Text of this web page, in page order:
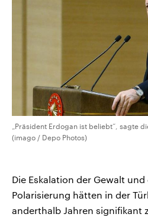
„Präsident Erdogan ist beliebt“, sagte
(imago / Depo Photos)
Die Eskalation der Gewalt
Polarisierung hätten in der
anderthalb Jahren signifikant